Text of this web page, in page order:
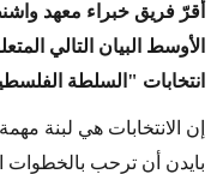
أقرّ فريق خبراء معهد
الأوسط البيان التالي
انتخابات "السلطة
إن الانتخابات هي لبنة
بايدن أن ترحب بالخطوات